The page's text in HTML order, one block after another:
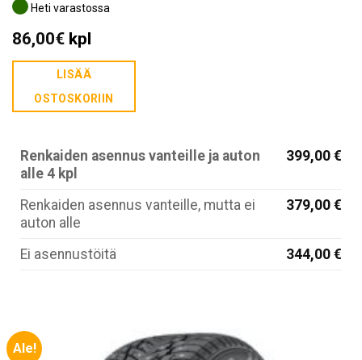
Heti varastossa
86,00€kpl
LISÄÄ
OSTOSKORIIN
Renkaiden asennus vanteille ja auton
alle 4 kpl
399,00 €
Renkaiden asennus vanteille, mutta ei
auton alle
379,00 €
Ei asennustöitä 344,00 €
Ale!